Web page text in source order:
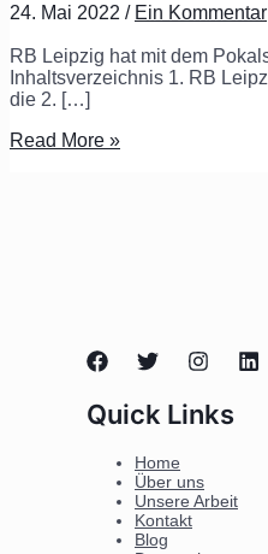
24. Mai 2022 / Ein Kommentar
RB Leipzig hat mit dem
Inhaltsverzeichnis 1. RB
die 2. […]
Read More »
Quick Links
Home
Über uns
Unsere Arbeit
Kontakt
Blog